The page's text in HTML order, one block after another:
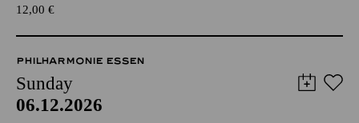
12,00 €
PHILHARMONIE ESSEN
Sunday
06.12.2026